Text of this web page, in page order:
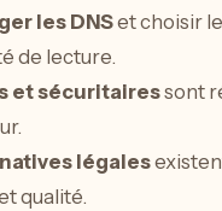
les DNSet choisir
de lecture.
et sécuritairessont
légales
qualité.